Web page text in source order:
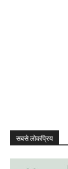
सबसे लोकप्रिय